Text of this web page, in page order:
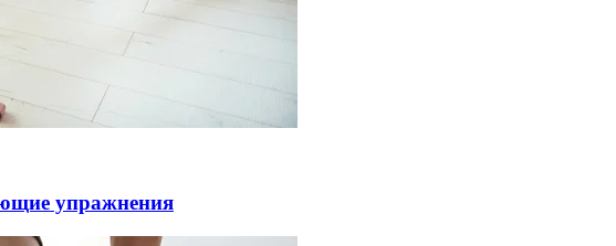
упражнения